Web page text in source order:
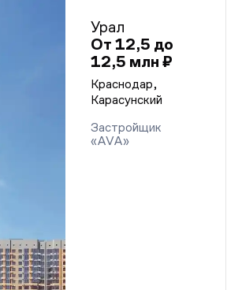
Урал
От 12,5 до
12,5 млн ₽
Краснодар,
Карасунский
Застройщик
«AVA»